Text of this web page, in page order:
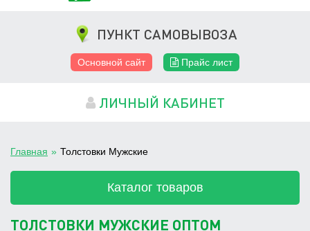
ПУНКТ САМОВЫВОЗА
Основной сайт Прайс лист
ЛИЧНЫЙ КАБИНЕТ
Главная » Толстовки Мужские
Каталог товаров
ТОЛСТОВКИ МУЖСКИЕ ОПТОМ